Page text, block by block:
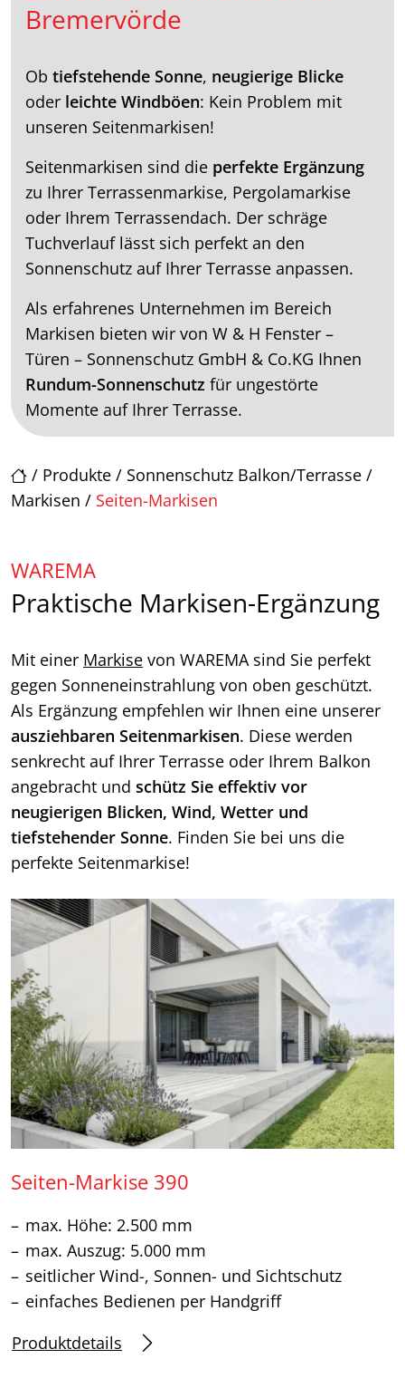
/ Produkte / Sonnenschutz Balkon/Terrasse /
Markisen / Seiten-Markisen
Bremervörde
Ob tiefstehende Sonne, neugierige Blicke
oder leichte Windböen: Kein Problem mit
unseren Seitenmarkisen!
Seitenmarkisen sind die perfekte Ergänzung
zu Ihrer Terrassenmarkise, Pergolamarkise
oder Ihrem Terrassendach. Der schräge
Tuchverlauf lässt sich perfekt an den
Sonnenschutz auf Ihrer Terrasse anpassen.
Als erfahrenes Unternehmen im Bereich
Markisen bieten wir von W & H Fenster –
Türen – Sonnenschutz GmbH & Co.KG Ihnen
Rundum-Sonnenschutz für ungestörte
Momente auf Ihrer Terrasse.
WAREMA
Praktische Markisen-Ergänzung
Mit einer Markise von WAREMA sind Sie perfekt
gegen Sonneneinstrahlung von oben geschützt.
Als Ergänzung empfehlen wir Ihnen eine unserer
ausziehbaren Seitenmarkisen. Diese werden
senkrecht auf Ihrer Terrasse oder Ihrem Balkon
angebracht und schütz Sie effektiv vor
neugierigen Blicken, Wind, Wetter und
tiefstehender Sonne. Finden Sie bei uns die
perfekte Seitenmarkise!
Seiten-Markise 390
max. Höhe: 2.500 mm
max. Auszug: 5.000 mm
seitlicher Wind-, Sonnen- und Sichtschutz
einfaches Bedienen per Handgriff
Produktdetails